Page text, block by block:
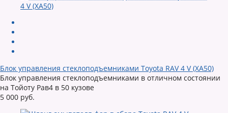
Блок управления стеклоподъемниками Toyota RAV 4 V (XA50)
Блок управления стеклоподъемниками в отличном состоянии
на Тойоту Рав4 в 50 кузове
5 000 руб.